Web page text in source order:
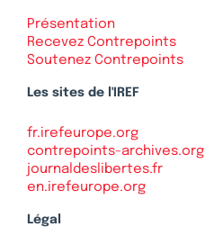
Présentation
Recevez Contrepoints
Soutenez Contrepoints
Les sites de l'IREF
fr.irefeurope.org
contrepoints-archives.org
journaldeslibertes.fr
en.irefeurope.org
Légal